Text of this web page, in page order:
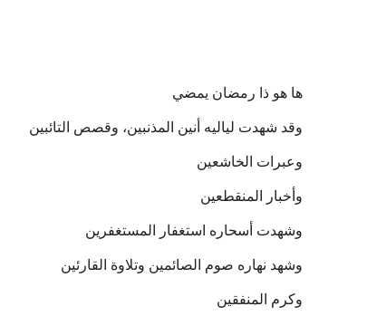
ها هو ذا رمضان يمضي
وقد شهدت لياليه أنين المذنبين، وقصص التائبين
وعبرات الخاشعين
وأخبار المنقطعين
وشهدت أسحاره استغفار المستغفرين
وشهد نهاره صوم الصائمين وتلاوة القارئين
وكرم المنفقين